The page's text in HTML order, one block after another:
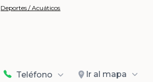
Deportes / Acuáticos
Teléfono Ir al mapa